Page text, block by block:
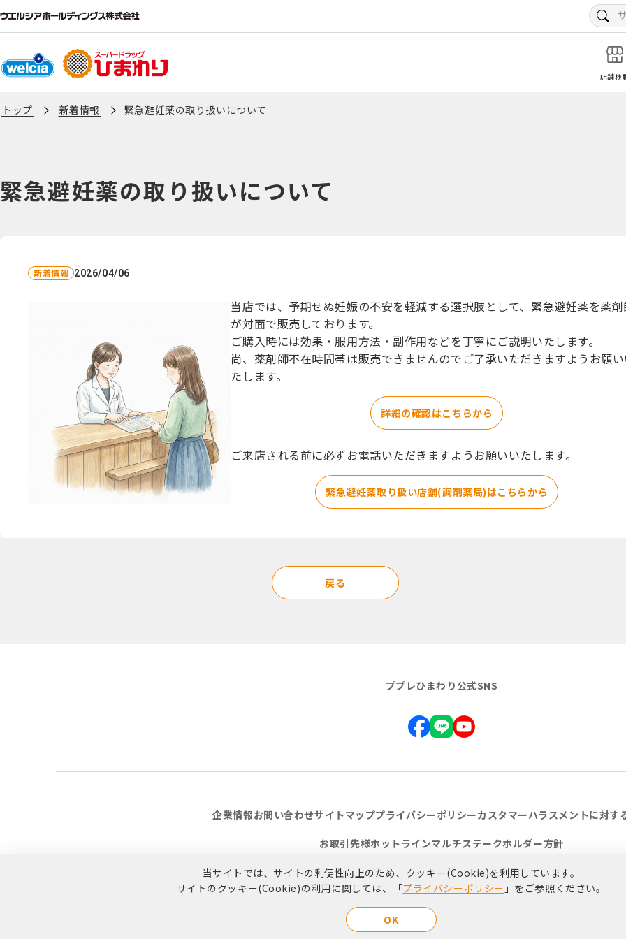
店舗検
当サイトでは、サイトの利便性向上のため、クッキー(Cookie)を利用しています。
サイトのクッキー(Cookie)の利用に関しては、「プライバシーポリシー 」をご参照ください。
OK
トップ 新着情報 緊急避妊薬の取り扱いについて
緊急避妊薬の取り扱いについて
新着情報 2026/04/06
当店では、予期せぬ妊娠の不安を軽減する選択肢として、緊急避妊薬を薬
が対面で販売しております。
ご購入時には効果・服用方法・副作用などを丁寧にご説明いたします。
尚、薬剤師不在時間帯は販売できませんのでご了承いただきますようお願
たします。
詳細の確認はこちらから
ご来店される前に必ずお電話いただきますようお願いいたします。
緊急避妊薬取り扱い店舗(調剤薬局)はこちらから
戻る
ププレひまわり公式SNS
企業情報お問い合わせサイトマッププライバシーポリシーカスタマーハラスメントに対す
お取引先様ホットラインマルチステークホルダー方針